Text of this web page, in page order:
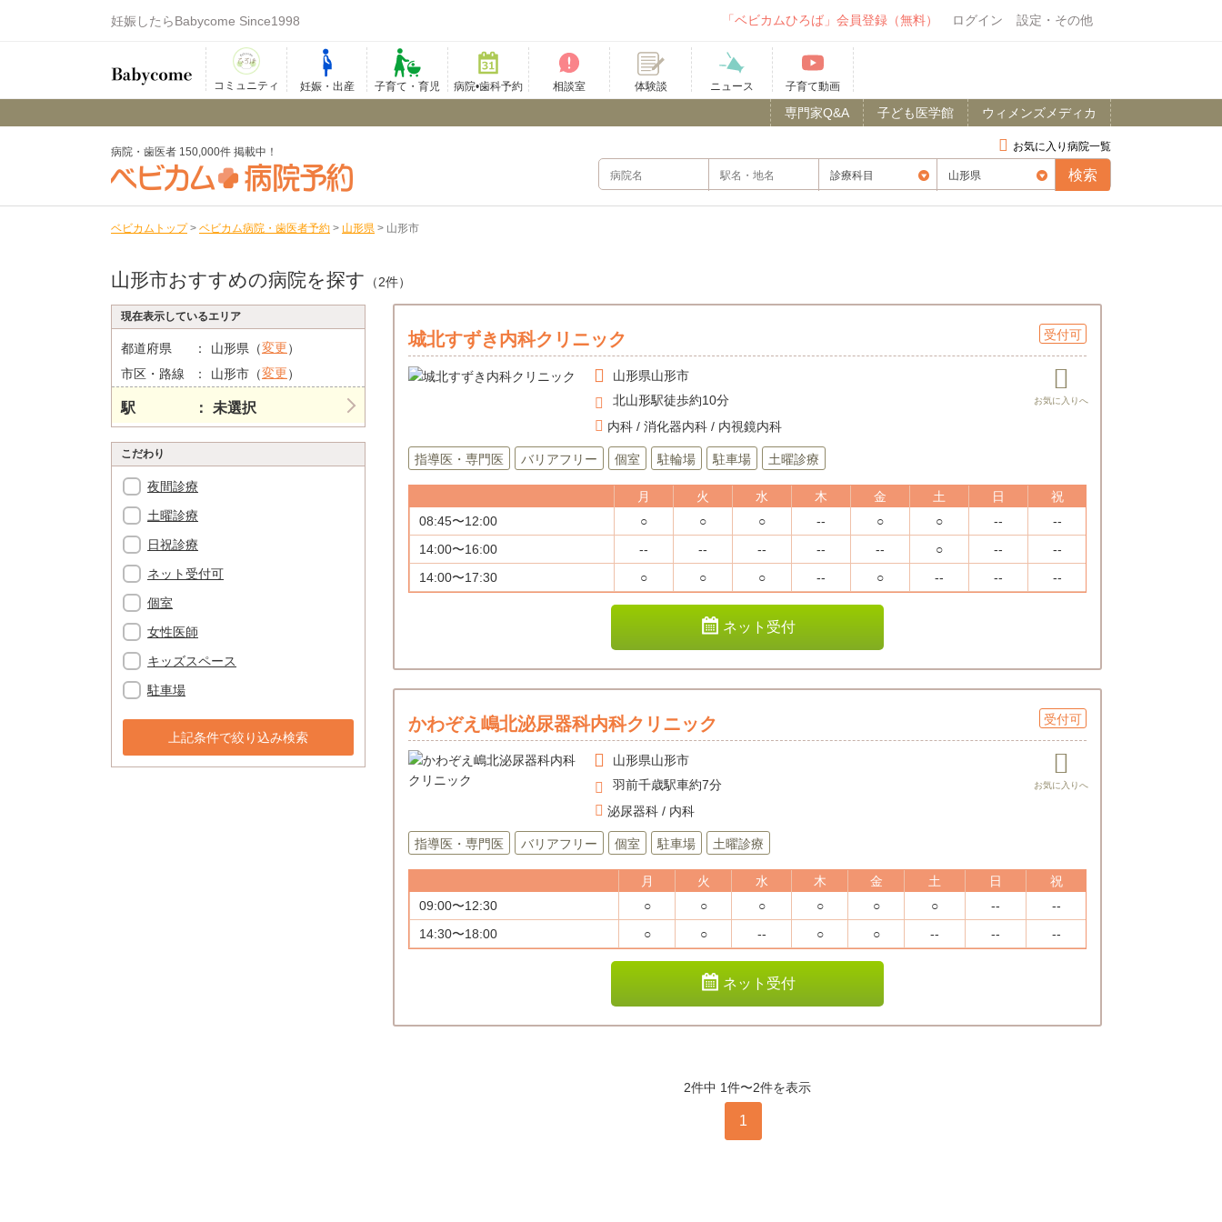
妊娠したらBabycome Since1998 「ベビカムひろば」会員登録（無料） ログイン 設定・その他
コミュニティ 妊娠・出産 子育て・育児 病院•歯科予約 相談室 体験談 ニュース 子育て動画
ウィメンズメディカ
子ども医学館
専門家Q&A
お気に入り病院一覧
病院・歯医者 150,000件 掲載中！
ベビカムトップ > ベビカム病院・歯医者予約 > 山形県 > 山形市
山形市おすすめの病院を探す （2件）
現在表示しているエリア
都道府県 山形県（変更）
市区・路線
山形市（変更）
駅 未選択
こだわり
夜間診療
土曜診療
日祝診療
ネット受付可
個室
女性医師
キッズスペース
駐車場
上記条件で絞り込み検索
受付可
城北すずき内科クリニック
山形県山形市
北山形駅徒歩約10分
内科 / 消化器内科 / 内視鏡内科
指導医・専門医 バリアフリー 個室 駐輪場 駐車場 土曜診療
月 火 水 木 金 土 日
祝
08:45〜12:00
○ ○ ○ -- ○ ○ --
--
14:00〜16:00
-- -- -- -- -- ○ --
--
14:00〜17:30
○ ○ ○ -- ○ -- -- --
ネット受付
受付可
かわぞえ嶋北泌尿器科内科クリニック
山形県山形市
羽前千歳駅車約7分
泌尿器科 / 内科
指導医・専門医 バリアフリー 個室 駐車場 土曜診療
月 火 水 木 金 土 日
祝
09:00〜12:30
○ ○ ○ ○ ○ ○ --
--
14:30〜18:00
○ ○ -- ○ ○ -- -- --
ネット受付
2件中 1件〜2件を表示
1